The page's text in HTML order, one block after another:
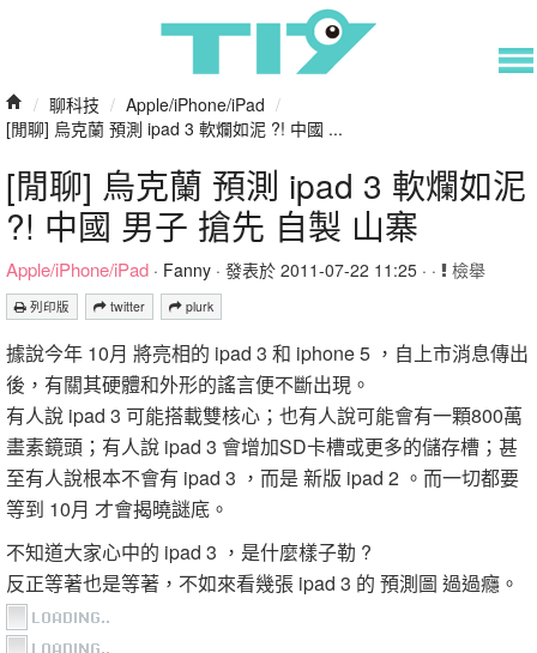
/ 聊科技 / Apple/iPhone/iPad /
[閒聊] 烏克蘭 預測 ipad 3 軟爛如泥 ?! 中國 ...
[閒聊] 烏克蘭 預測 ipad 3 軟爛如泥
?! 中國 男子 搶先 自製 山寨
Apple/iPhone/iPad · Fanny · 發表於 2011-07-22 11:25 · · 檢舉
列印版 twitter plurk
據說今年 10月 將亮相的 ipad 3 和 iphone 5 ，自上市消息傳出
後，有關其硬體和外形的謠言便不斷出現。
有人說 ipad 3 可能搭載雙核心；也有人說可能會有一顆800萬
畫素鏡頭；有人說 ipad 3 會增加SD卡槽或更多的儲存槽；甚
至有人說根本不會有 ipad 3 ，而是 新版 ipad 2 。而一切都要
等到 10月 才會揭曉謎底。
不知道大家心中的 ipad 3 ，是什麼樣子勒 ?
反正等著也是等著，不如來看幾張 ipad 3 的 預測圖 過過癮。